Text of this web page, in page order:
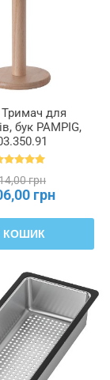
Тримач для
бук PAMPIG,
грн
грн
КОШИК